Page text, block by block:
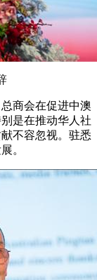
商会在促进中澳
是在推动华人社
不容忽视。驻悉
。